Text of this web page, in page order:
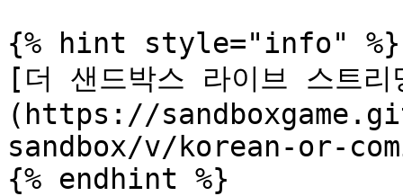
{% hint style="info" %}
[더 샌드박스 라이브 스트
(https://
sandbox/v/korean-or-
{% endhint %}